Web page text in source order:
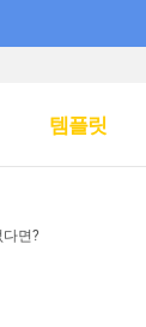
템플릿
면?